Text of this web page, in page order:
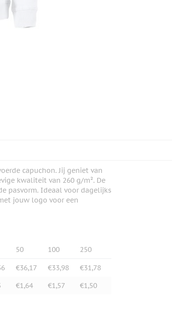
capuchon. Jij geniet van
kwaliteit van 260 g/m². De
pasvorm. Ideaal voor dagelijks
jouw logo voor een
50 100 250
€36,17 €33,98
€31,78
€1,64 €1,57 €1,50